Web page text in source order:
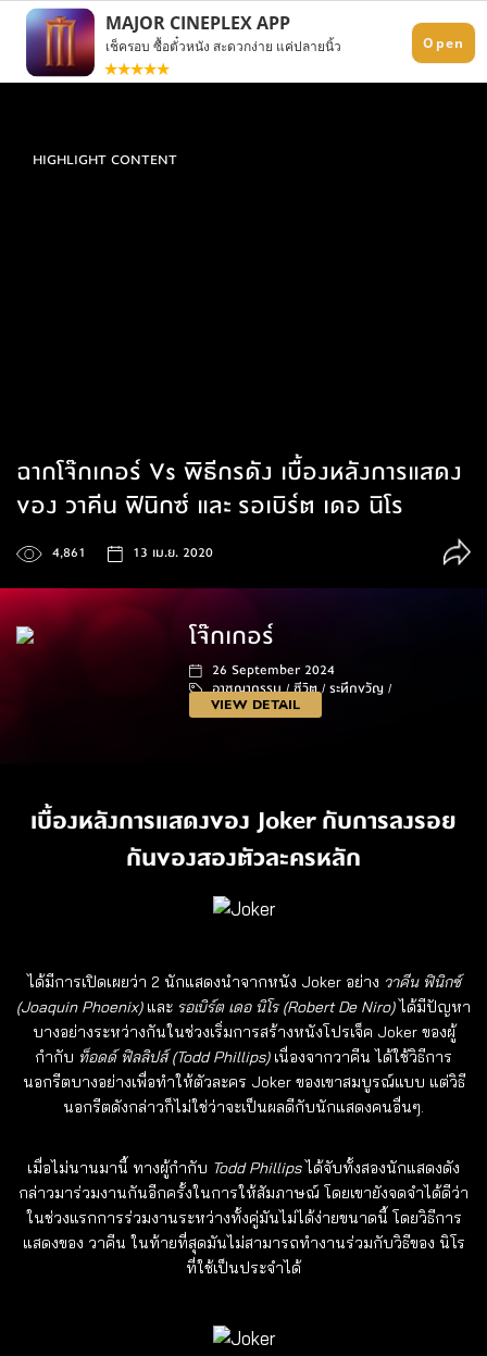
HIGHLIGHT CONTENT
ฉากโจ๊กเกอร์ Vs พิธีกรดัง เบื้องหลังการแสดง
ของ วาคีน ฟินิกซ์ และ รอเบิร์ต เดอ นิโร
4,861 13 เม.ย. 2020
โจ๊กเกอร์
26 September 2024
อาชญากรรม /ชีวิต /ระทึกขวัญ /
122 นาที
VIEW DETAIL
เบื้องหลังการแสดงของ Joker กับการลงรอย
กันของสองตัวละครหลัก
ได้มีการเปิดเผยว่า 2 นักแสดงนำจากหนัง Jokerอย่าง วาคีน ฟินิกซ์
(Joaquin Phoenix) และ รอเบิร์ต เดอ นิโร (Robert De Niro)ได้มีปัญหา
บางอย่างระหว่างกันในช่วงเริ่มการสร้างหนังโปรเจ็ค Joker ของผู้
กำกับ ท็อดด์ ฟิลลิปส์ (Todd Phillips)เนื่องจากวาคีน ได้ใช้วิธีการ
นอกรีตบางอย่างเพื่อทำให้ตัวละคร Joker ของเขาสมบูรณ์แบบ แต่วิธี
นอกรีตดังกล่าวก็ไม่ใช่ว่าจะเป็นผลดีกับนักแสดงคนอื่นๆ.
เมื่อไม่นานมานี้ ทางผู้กำกับ Todd Phillipsได้จับทั้งสองนักแสดงดัง
กล่าวมาร่วมงานกันอีกครั้งในการให้สัมภาษณ์ โดยเขายังจดจำได้ดีว่า
ในช่วงแรกการร่วมงานระหว่างทั้งคู่มันไม่ได้ง่ายขนาดนี้ โดยวิธีการ
แสดงของ วาคีน ในท้ายที่สุดมันไม่สามารถทำงานร่วมกับวิธีของ นิโร
ที่ใช้เป็นประจำได้